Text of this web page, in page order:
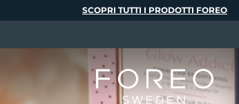
SCOPRI TUTTI I PRODOTTI FOREO